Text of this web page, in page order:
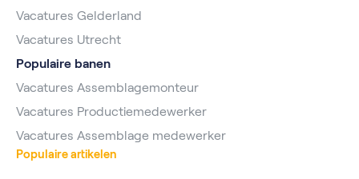
Vacatures Gelderland
Vacatures Utrecht
Populaire banen
Vacatures Assemblagemonteur
Vacatures Productiemedewerker
Vacatures Assemblage medewerker
Populaire artikelen